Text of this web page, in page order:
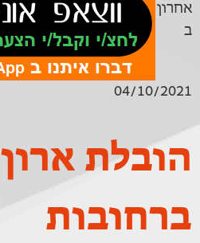
אחרון
ב
04/10/2021
הובלת ארון
ברחובות